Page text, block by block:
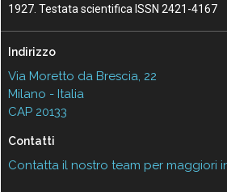
1927. Testata scientifica ISSN 2421-4167
Indirizzo
Via Moretto da Brescia, 22
Milano - Italia
CAP 20133
Contatti
Contatta il nostro team per maggiori